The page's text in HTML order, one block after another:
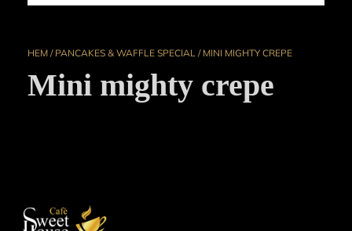
HEM / PANCAKES & WAFFLE SPECIAL / MINI MIGHTY CREPE
Mini mighty crepe